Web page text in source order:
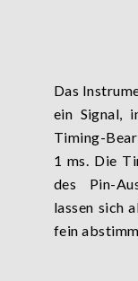
Das
ein Signal,
Timing-
1 ms. Die
des Pin-
lassen sich
fein